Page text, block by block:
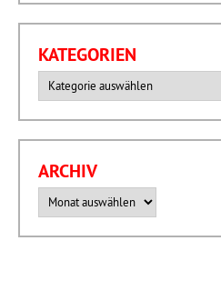
KATEGORIEN
Kategorien
ARCHIV
Archiv